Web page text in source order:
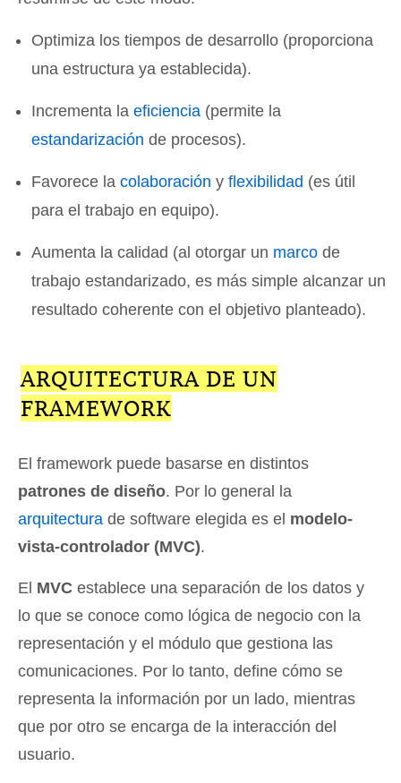
Optimiza los tiempos de desarrollo (proporciona
una estructura ya establecida).
Incrementa laeficiencia (permite la
estandarización de procesos).
Favorece lacolaboración yflexibilidad (es útil
para el trabajo en equipo).
Aumenta la calidad (al otorgar un marco de
trabajo estandarizado, es más simple alcanzar un
resultado coherente con el objetivo planteado).
ARQUITECTURA DE UN
FRAMEWORK
El framework puede basarse en distintos
patrones de diseño. Por lo general la
arquitectura de software elegida es el modelo-
vista-controlador (MVC).
El MVC establece una separación de los datos y
lo que se conoce como lógica de negocio con la
representación y el módulo que gestiona las
comunicaciones. Por lo tanto, define cómo se
representa la información por un lado, mientras
que por otro se encarga de la interacción del
usuario.